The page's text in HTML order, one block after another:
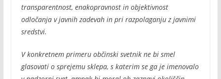
transparentnost, enakopravnost in objektivnost
odločanja v javnih zadevah in pri razpolaganju z javnimi
sredstvi.
V konkretnem primeru občinski svetnik ne bi smel
glasovati o sprejemu sklepa, s katerim se ga je imenovalo